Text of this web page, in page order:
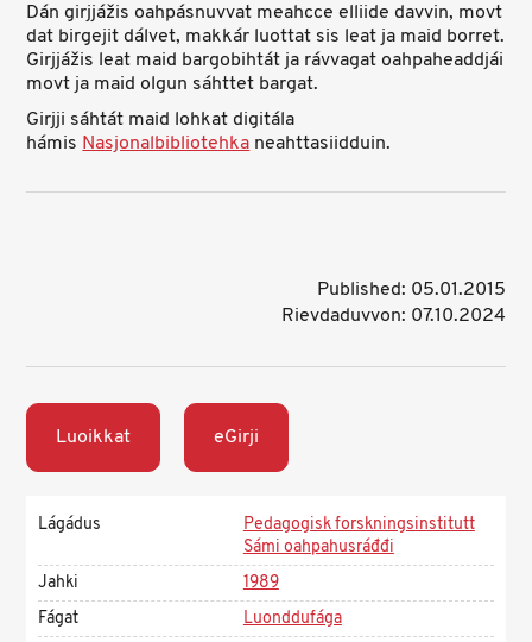
Dán girjjážis oahpásnuvvat meahcce elliide davvin, movt
dat birgejit dálvet, makkár luottat sis leat ja maid borret.
Girjjážis leat maid bargobihtát ja rávvagat oahpaheaddjái
movt ja maid olgun sáhttet bargat.
Girjji sáhtát maid lohkat digitála
hámisNasjonalbibliotehkaneahttasiidduin.
Published: 05.01.2015
Rievdaduvvon: 07.10.2024
Luoikkat eGirji
Lágádus
Pedagogisk forskningsinstitutt
Sámi oahpahusráđđi
Jahki
1989
Fágat
Luonddufága